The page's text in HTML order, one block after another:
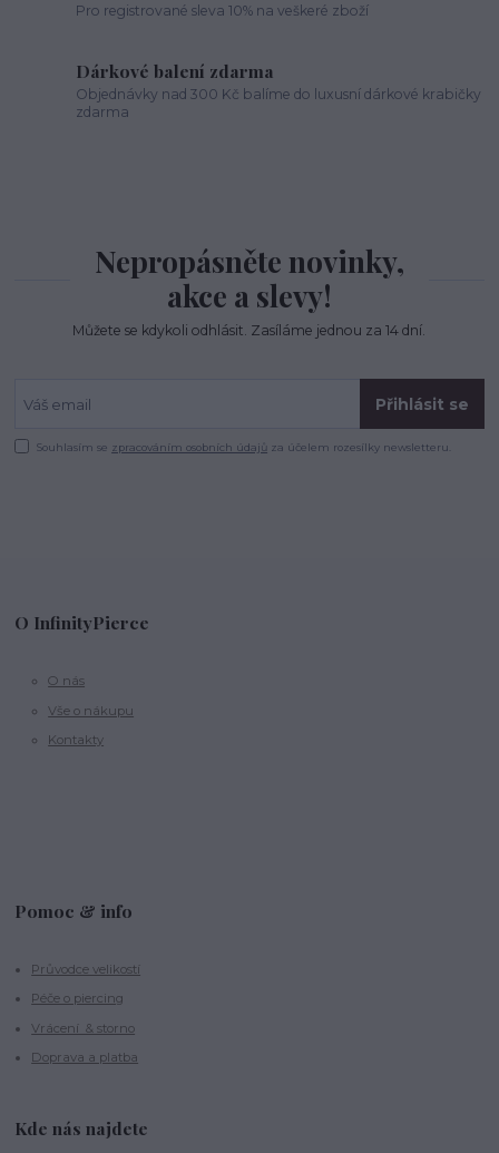
Pro registrované sleva 10% na veškeré zboží
Dárkové balení zdarma
Objednávky nad 300 Kč balíme do luxusní dárkové krabičky
zdarma
Nepropásněte novinky,
akce a slevy!
Můžete se kdykoli odhlásit. Zasíláme jednou za 14 dní.
Přihlásit se
Souhlasím se zpracováním osobních údajů za účelem rozesílky newsletteru.
O InfinityPierce
O nás
Vše o nákupu
Kontakty
Pomoc & info
Průvodce velikostí
Péče o piercing
Vrácení & storno
Doprava a platba
Kde nás najdete